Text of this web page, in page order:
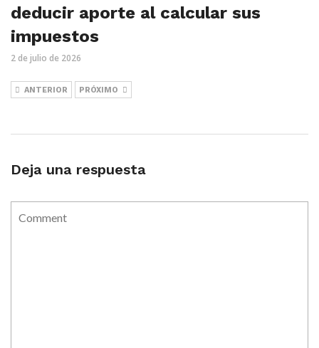
deducir aporte al calcular sus
impuestos
2 de julio de 2026
ANTERIOR PRÓXIMO
Deja una respuesta